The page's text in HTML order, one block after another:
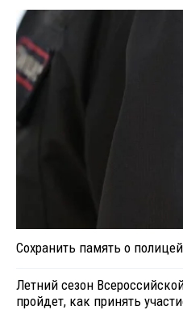
Сохранить память о
Летний сезон
пройдет, как принять